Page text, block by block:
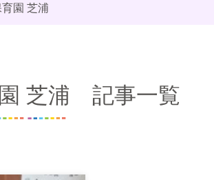
園 芝浦
芝浦 記事一覧